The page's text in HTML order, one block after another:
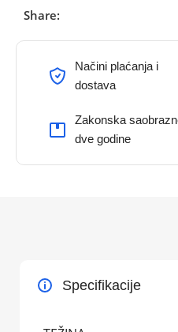
Share:
Načini plaćanja i
dostava
Zakonska
dve godine
Specifikacije